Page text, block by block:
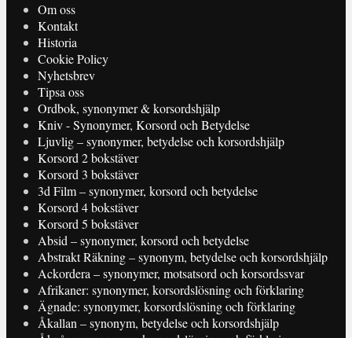
Om oss
Kontakt
Historia
Cookie Policy
Nyhetsbrev
Tipsa oss
Ordbok, synonymer & korsordshjälp
Kniv - Synonymer, Korsord och Betydelse
Ljuvlig – synonymer, betydelse och korsordshjälp
Korsord 2 bokstäver
Korsord 3 bokstäver
3d Film – synonymer, korsord och betydelse
Korsord 4 bokstäver
Korsord 5 bokstäver
Absid – synonymer, korsord och betydelse
Abstrakt Räkning – synonym, betydelse och korsordshjälp
Ackordera – synonymer, motsatsord och korsordssvar
Afrikaner: synonymer, korsordslösning och förklaring
Ägnade: synonymer, korsordslösning och förklaring
Åkallan – synonym, betydelse och korsordshjälp